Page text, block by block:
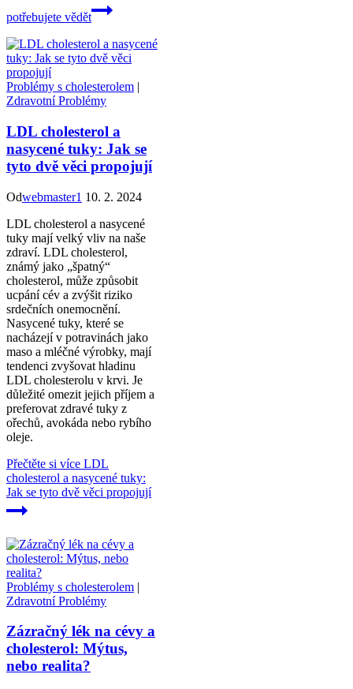
potřebujete vědět
Problémy s cholesterolem |
Zdravotní Problémy
LDL cholesterol a
nasycené tuky: Jak se
tyto dvě věci propojují
Odwebmaster1 10. 2. 2024
LDL cholesterol a nasycené
tuky mají velký vliv na naše
zdraví. LDL cholesterol,
známý jako „špatný“
cholesterol, může způsobit
ucpání cév a zvýšit riziko
srdečních onemocnění.
Nasycené tuky, které se
nacházejí v potravinách jako
maso a mléčné výrobky, mají
tendenci zvyšovat hladinu
LDL cholesterolu v krvi. Je
důležité omezit jejich příjem a
preferovat zdravé tuky z
ořechů, avokáda nebo rybího
oleje.
Přečtěte si více LDL
cholesterol a nasycené tuky:
Jak se tyto dvě věci propojují
Problémy s cholesterolem |
Zdravotní Problémy
Zázračný lék na cévy a
cholesterol: Mýtus,
nebo realita?